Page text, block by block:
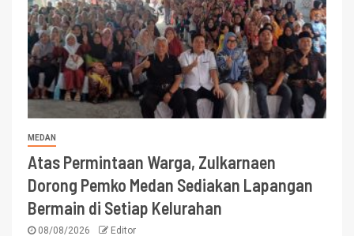
MEDAN
Atas Permintaan Warga, Zulkarnaen
Dorong Pemko Medan Sediakan Lapangan
Bermain di Setiap Kelurahan
08/08/2026 Editor